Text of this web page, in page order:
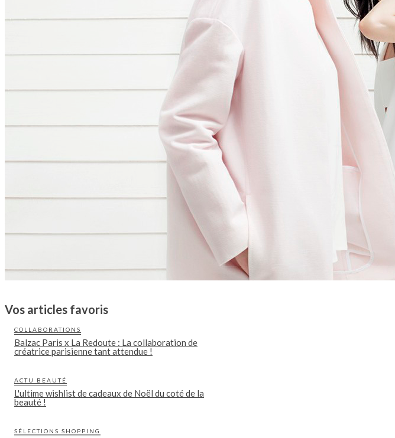
Vos articles favoris
COLLABORATIONS
Balzac Paris x La Redoute : La collaboration de
créatrice parisienne tant attendue !
ACTU BEAUTÉ
L'ultime wishlist de cadeaux de Noël du coté de la
beauté !
SÉLECTIONS SHOPPING